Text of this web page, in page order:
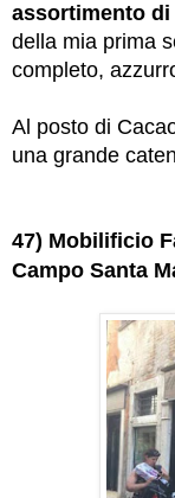
assortimento di
della mia prima
completo,
Al posto di
una grande
47) Mobilificio
Campo Santa